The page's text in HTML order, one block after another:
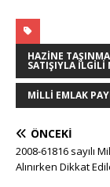
HAZINE
SATIŞIYLA İLGILI
MILLI EMLAK
ÖNCEKI
2008-61816 sayılı
Alınırken Dikkat